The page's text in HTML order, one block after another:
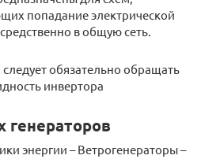
попадание электрической
в общую сеть.
обязательно обращать
инвертора
энергии – Ветрогенераторы –